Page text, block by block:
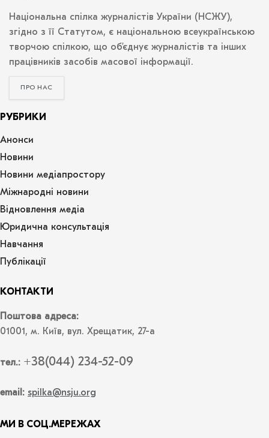
Національна спілка журналістів України (НСЖУ),
згідно з її Статутом, є національною всеукраїнською
творчою спілкою, що об’єднує журналістів та інших
працівників засобів масової інформації.
ПРО НАС
РУБРИКИ
Анонси
Новини
Новини медіапростору
Міжнародні новини
Відновлення медіа
Юридична консультація
Навчання
Публікації
КОНТАКТИ
Поштова адреса:
01001, м. Київ, вул. Хрещатик, 27-а
тел.: +38(044) 234-52-09
email: spilka@nsju.org
МИ В СОЦ.МЕРЕЖАХ